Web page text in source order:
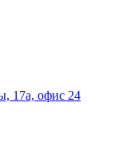
17а, офис 24